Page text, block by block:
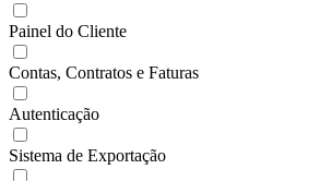
Painel do Cliente
Contas, Contratos e Faturas
Autenticação
Sistema de Exportação